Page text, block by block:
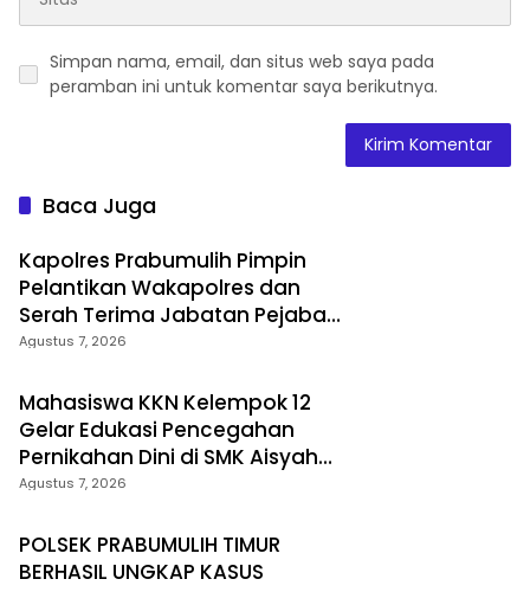
Simpan nama, email, dan situs web saya pada
peramban ini untuk komentar saya berikutnya.
Baca Juga
Kapolres Prabumulih Pimpin
Pelantikan Wakapolres dan
Serah Terima Jabatan Pejabat
Utama
Agustus 7, 2026
Mahasiswa KKN Kelempok 12
Gelar Edukasi Pencegahan
Pernikahan Dini di SMK Aisyah
Insan Utama Desa Tanjung
Agustus 7, 2026
POLSEK PRABUMULIH TIMUR
BERHASIL UNGKAP KASUS